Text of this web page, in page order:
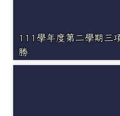
111學年度第二學期三
勝